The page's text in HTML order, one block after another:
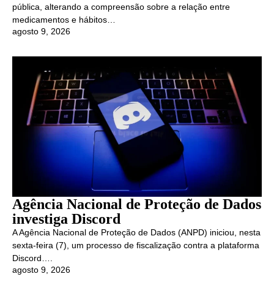
pública, alterando a compreensão sobre a relação entre
medicamentos e hábitos…
agosto 9, 2026
Agência Nacional de Proteção de Dados
investiga Discord
A Agência Nacional de Proteção de Dados (ANPD) iniciou, nesta
sexta-feira (7), um processo de fiscalização contra a plataforma
Discord….
agosto 9, 2026